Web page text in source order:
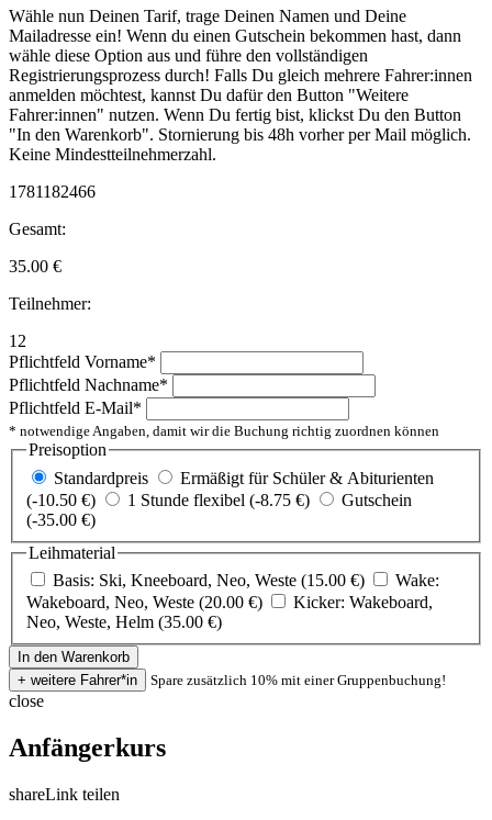
Wähle nun Deinen Tarif, trage Deinen Namen und Deine
Mailadresse ein! Wenn du einen Gutschein bekommen hast, dann
wähle diese Option aus und führe den vollständigen
Registrierungsprozess durch! Falls Du gleich mehrere Fahrer:innen
anmelden möchtest, kannst Du dafür den Button "Weitere
Fahrer:innen" nutzen. Wenn Du fertig bist, klickst Du den Button
"In den Warenkorb". Stornierung bis 48h vorher per Mail möglich.
Keine Mindestteilnehmerzahl.
1781182466
Gesamt:
35.00 €
Teilnehmer:
12
Pflichtfeld Vorname*
Pflichtfeld Nachname*
Pflichtfeld E-Mail*
* notwendige Angaben, damit wir die Buchung richtig zuordnen können
Preisoption
Standardpreis
Ermäßigt für Schüler & Abiturienten
(-10.50 €)
1 Stunde flexibel (-8.75 €)
Gutschein
(-35.00 €)
Leihmaterial
Basis: Ski, Kneeboard, Neo, Weste (15.00 €)
Wake:
Wakeboard, Neo, Weste (20.00 €)
Kicker: Wakeboard,
Neo, Weste, Helm (35.00 €)
Spare zusätzlich 10% mit einer Gruppenbuchung!
close
Anfängerkurs
shareLink teilen